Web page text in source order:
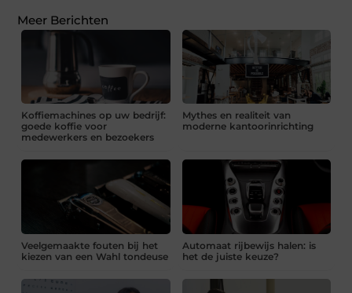
Meer Berichten
Koffiemachines op uw bedrijf:
goede koffie voor
medewerkers en bezoekers
Mythes en realiteit van
moderne kantoorinrichting
Veelgemaakte fouten bij het
kiezen van een Wahl tondeuse
Automaat rijbewijs halen: is
het de juiste keuze?